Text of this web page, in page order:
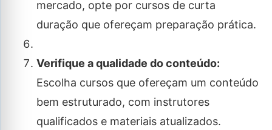
mercado, opte por cursos de curta
duração que ofereçam preparação prática.
Verifique a qualidade do conteúdo:
Escolha cursos que ofereçam um conteúdo
bem estruturado, com instrutores
qualificados e materiais atualizados.